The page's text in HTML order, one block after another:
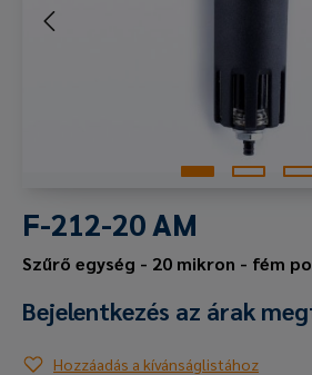
F-212-20 AM
Szűrő egység - 20 mikron - fém
Bejelentkezés az árak
Hozzáadás a kívánságlistához